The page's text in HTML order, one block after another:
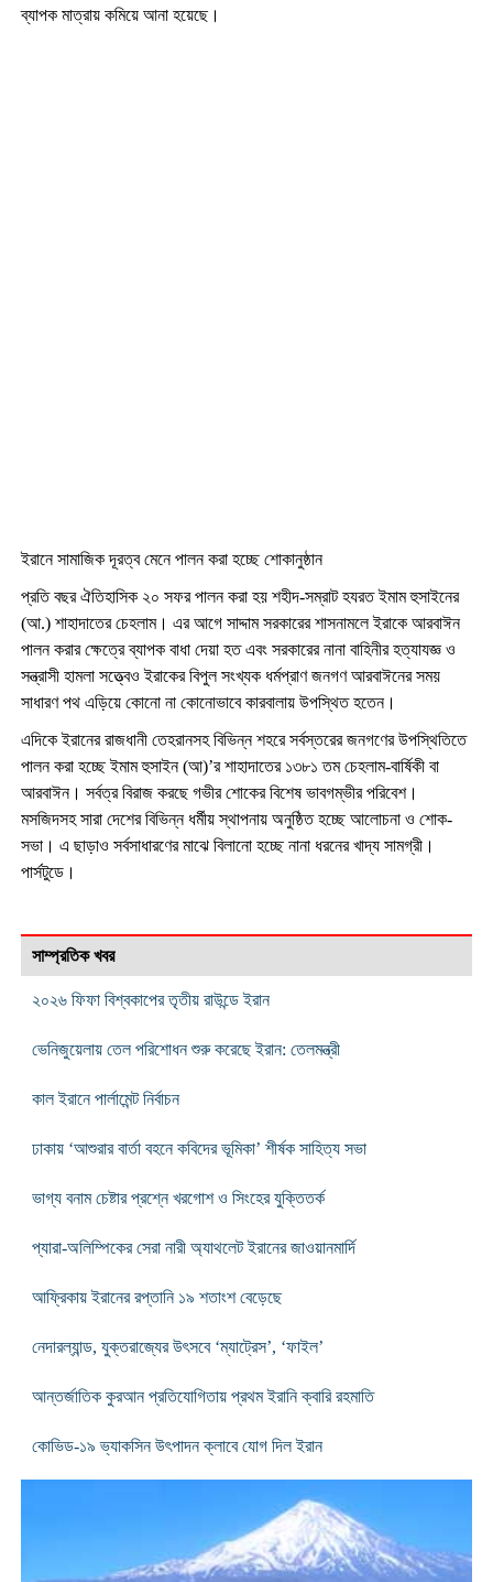
ব্যাপক মাত্রায় কমিয়ে আনা হয়েছে।
ইরানে সামাজিক দূরত্ব মেনে পালন করা হচ্ছে শোকানুষ্ঠান
প্রতি বছর ঐতিহাসিক ২০ সফর পালন করা হয় শহীদ-সম্রাট হযরত ইমাম হুসাইনের
(আ.) শাহাদাতের চেহলাম। এর আগে সাদ্দাম সরকারের শাসনামলে ইরাকে আরবাঈন
পালন করার ক্ষেত্রে ব্যাপক বাধা দেয়া হত এবং সরকারের নানা বাহিনীর হত্যাযজ্ঞ ও
সন্ত্রাসী হামলা সত্ত্বেও ইরাকের বিপুল সংখ্যক ধর্মপ্রাণ জনগণ আরবাঈনের সময়
সাধারণ পথ এড়িয়ে কোনো না কোনোভাবে কারবালায় উপস্থিত হতেন।
এদিকে ইরানের রাজধানী তেহরানসহ বিভিন্ন শহরে সর্বস্তরের জনগণের উপস্থিতিতে
পালন করা হচ্ছে ইমাম হুসাইন (আ)’র শাহাদাতের ১৩৮১ তম চেহলাম-বার্ষিকী বা
আরবাঈন। সর্বত্র বিরাজ করছে গভীর শোকের বিশেষ ভাবগম্ভীর পরিবেশ।
মসজিদসহ সারা দেশের বিভিন্ন ধর্মীয় স্থাপনায় অনুষ্ঠিত হচ্ছে আলোচনা ও শোক-
সভা। এ ছাড়াও সর্বসাধারণের মাঝে বিলানো হচ্ছে নানা ধরনের খাদ্য সামগ্রী।
পার্সটুডে।
সাম্প্রতিক খবর
২০২৬ ফিফা বিশ্বকাপের তৃতীয় রাউন্ডে ইরান
ভেনিজুয়েলায় তেল পরিশোধন শুরু করেছে ইরান: তেলমন্ত্রী
কাল ইরানে পার্লামেন্ট নির্বাচন
ঢাকায় ‘আশুরার বার্তা বহনে কবিদের ভূমিকা’ শীর্ষক সাহিত্য সভা
ভাগ্য বনাম চেষ্টার প্রশ্নে খরগোশ ও সিংহের যুক্তিতর্ক
প্যারা-অলিম্পিকের সেরা নারী অ্যাথলেট ইরানের জাওয়ানমার্দি
আফ্রিকায় ইরানের রপ্তানি ১৯ শতাংশ বেড়েছে
নেদারল্যান্ড, যুক্তরাজ্যের উৎসবে ‘ম্যাট্রেস’, ‘ফাইল’
আন্তর্জাতিক কুরআন প্রতিযোগিতায় প্রথম ইরানি ক্বারি রহমাতি
কোভিড-১৯ ভ্যাকসিন উৎপাদন ক্লাবে যোগ দিল ইরান